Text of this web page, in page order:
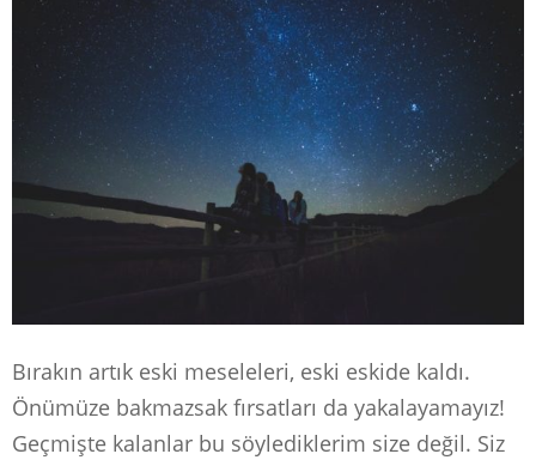
Bırakın artık eski meseleleri, eski eskide kaldı.
Önümüze bakmazsak fırsatları da yakalayamayız!
Geçmişte kalanlar bu söylediklerim size değil. Siz